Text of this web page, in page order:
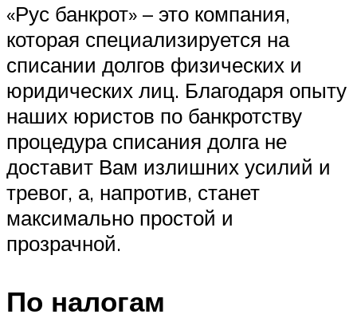
«Рус банкрот» – это компания,
которая специализируется на
списании долгов физических и
юридических лиц. Благодаря опыту
наших юристов по банкротству
процедура списания долга не
доставит Вам излишних усилий и
тревог, а, напротив, станет
максимально простой и
прозрачной.
По налогам